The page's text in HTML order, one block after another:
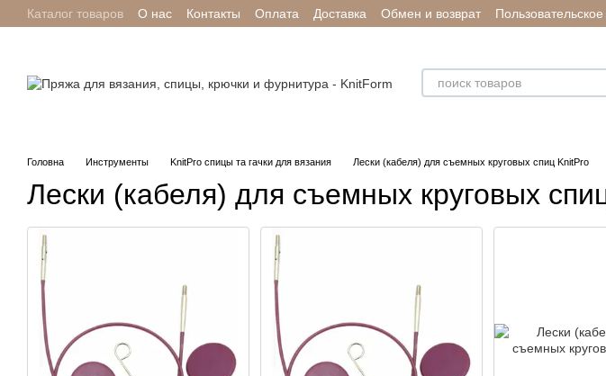
Перейти к основному контенту
Каталог товаров О нас Контакты Оплата Доставка Обмен и возврат
Отзывы о магазине
Головна Инструменты KnitPro спицы та гачки для вязания Лески (кабеля) для съемных круговых спиц KnitPro
Лески (кабеля) для съемных круговых